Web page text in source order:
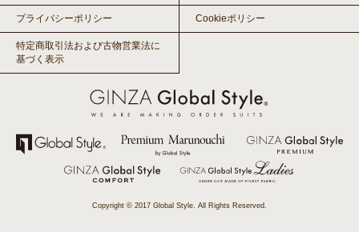
プライバシーポリシー Cookieポリシー
特定商取引法および古物営業法に
基づく表示
Copyright © 2017 Global Style. All Rights Reserved.